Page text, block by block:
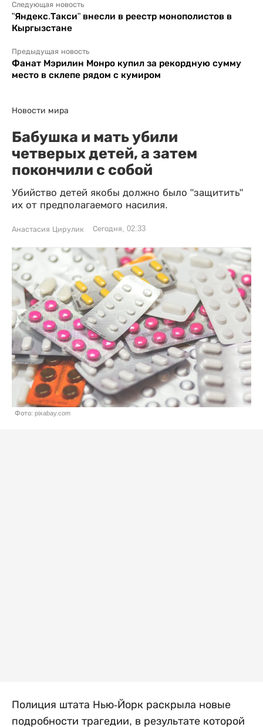
Следующая новость
"Яндекс.Такси" внесли в реестр монополистов в
Кыргызстане
Предыдущая новость
Фанат Мэрилин Монро купил за рекордную сумму
место в склепе рядом с кумиром
Новости мира
Бабушка и мать убили
четверых детей, а затем
покончили с собой
Убийство детей якобы должно было "защитить"
их от предполагаемого насилия.
Анастасия Цирулик Сегодня, 02:33
Фото: pixabay.com
Полиция штата Нью-Йорк раскрыла новые
подробности трагедии, в результате которой